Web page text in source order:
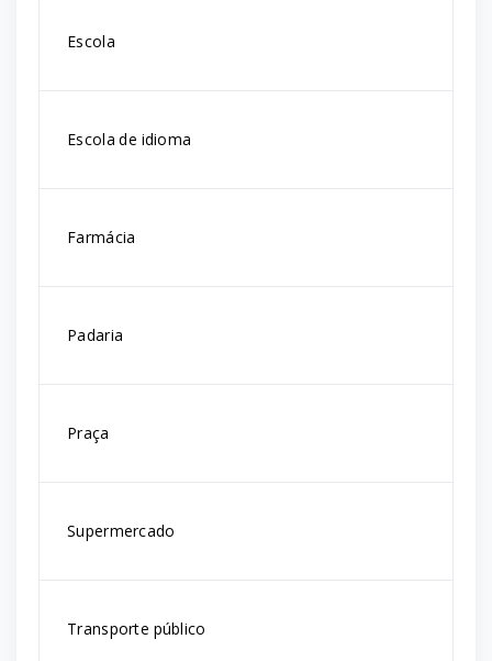
Escola
Escola de idioma
Farmácia
Padaria
Praça
Supermercado
Transporte público